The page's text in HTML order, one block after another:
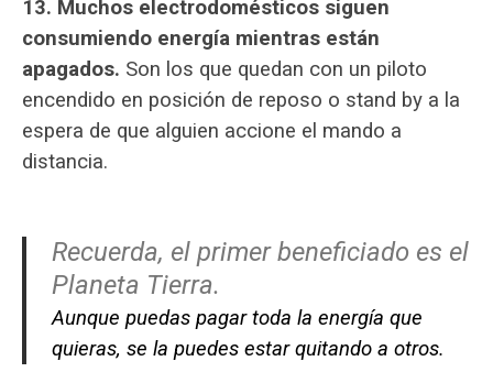
13. Muchos electrodomésticos siguen
consumiendo energía mientras están
apagados. Son los que quedan con un piloto
encendido en posición de reposo o stand by a la
espera de que alguien accione el mando a
distancia.
Recuerda, el primer beneficiado es el
Planeta Tierra.
Aunque puedas pagar toda la energía que
quieras, se la puedes estar quitando a otros.